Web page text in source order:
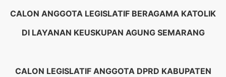
CALON ANGGOTA LEGISLATIF BERAGAMA KATOLIK
DI LAYANAN KEUSKUPAN AGUNGSEMARANG
CALON LEGISLATIF ANGGOTA DPRD KABUPATEN